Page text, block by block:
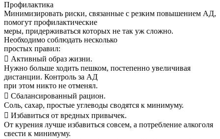
Профилактика
Минимизировать риски, связанные с резким повышением АД,
помогут профилактические
меры, придерживаться которых не так уж сложно.
Необходимо соблюдать несколько
простых правил:
 Активный образ жизни.
Нужно больше ходить пешком, постепенно увеличивая
дистанции. Контроль за АД
при этом никто не отменял.
 Сбалансированный рацион.
Соль, сахар, простые углеводы сводятся к минимуму.
 Избавиться от вредных привычек.
От курения лучше избавиться совсем, а потребление алкоголя
свести к минимуму.